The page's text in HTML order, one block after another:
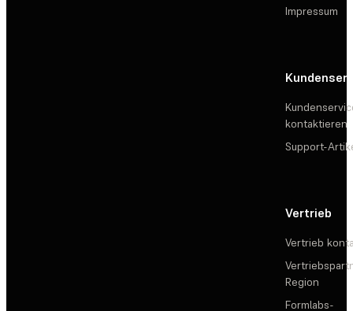
Impressum
kontaktieren
Support-
Vertrieb
Vertrieb
Region
Formlabs-